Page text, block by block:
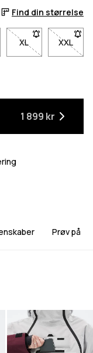
Find din størrelse
ikke tilgængelig. Klik
L er ikke
XL- Størrelse XL er
XXL
-
1 899 kr
Prøv på